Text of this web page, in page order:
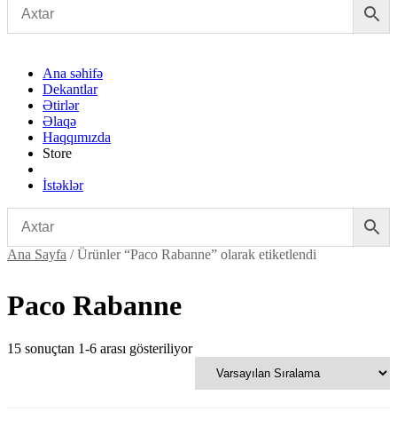
Ana səhifə
Dekantlar
Ətirlər
Əlaqə
Haqqımızda
Store
İstəklər
Ana Sayfa / Ürünler “Paco Rabanne” olarak etiketlendi
Paco Rabanne
15 sonuçtan 1-6 arası gösteriliyor